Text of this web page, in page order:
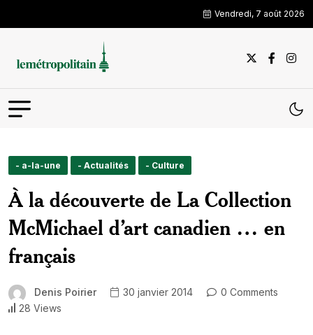
Vendredi, 7 août 2026
- a-la-une - Actualités - Culture
À la découverte de La Collection
McMichael d’art canadien … en
français
Denis Poirier 30 janvier 2014
0 Comments
28 Views